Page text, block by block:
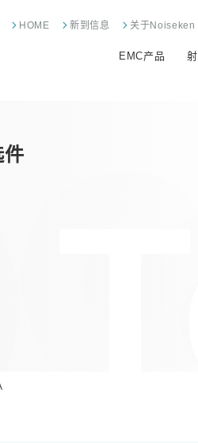
EMC产品
HOME 新到信息 关于Noiseken
件